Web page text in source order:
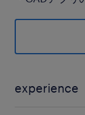
・PCの貸し
【対応件数】
派遣先の特徴
experience